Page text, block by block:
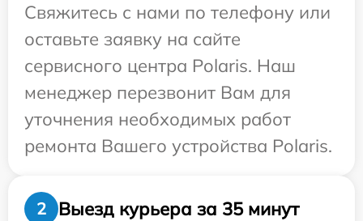
Свяжитесь с нами по телефону или
оставьте заявку на сайте
сервисного центра Polaris. Наш
менеджер перезвонит Вам для
уточнения необходимых работ
ремонта Вашего устройства Polaris.
2
Выезд курьера за 35 минут